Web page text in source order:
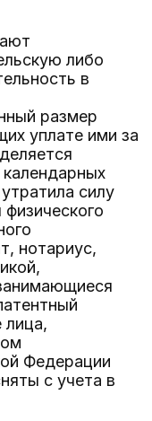
либо
в
размер
уплате ими за
силу
нотариус,
лица,
Федерации
с учета в